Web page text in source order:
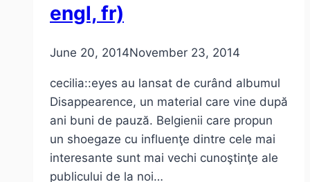
engl, fr)
June 20, 2014November 23, 2014
cecilia::eyes au lansat de curând albumul
Disappearence, un material care vine după
ani buni de pauză. Belgienii care propun
un shoegaze cu influenţe dintre cele mai
interesante sunt mai vechi cunoştinţe ale
publicului de la noi…